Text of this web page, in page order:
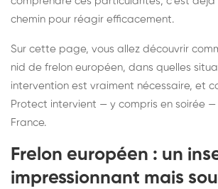
chemin pour réagir efficacement.
Sur cette page, vous allez découvrir
nid de frelon européen, dans quelles
intervention est vraiment nécessaire, et
Protect intervient — y compris en soirée
France.
Frelon européen : un
impressionnant mais